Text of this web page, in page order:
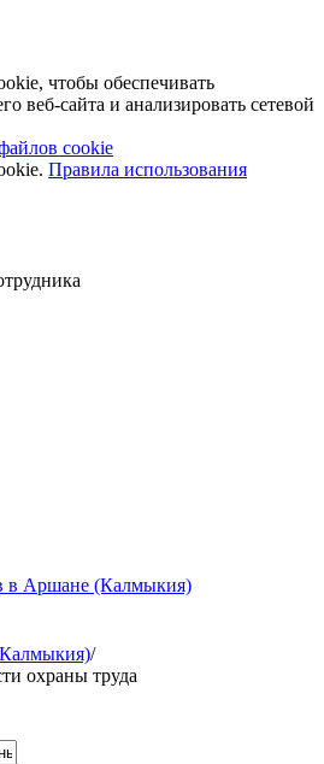
чтобы обеспечивать
веб-сайта и анализировать сетевой
cookie
Правила использования
в Аршане (Калмыкия)
/
охраны труда